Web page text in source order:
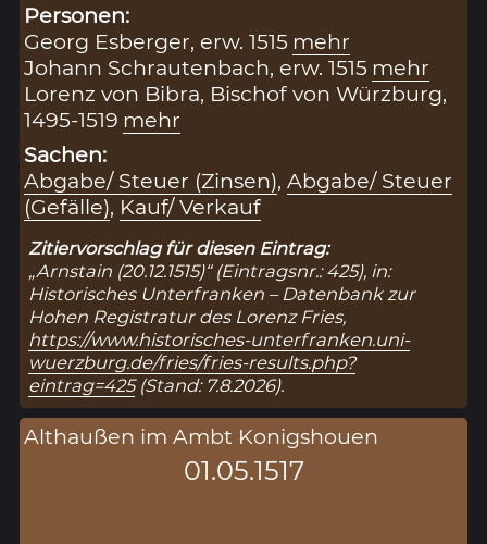
Personen:
Georg Esberger, erw. 1515 mehr
Johann Schrautenbach, erw. 1515 mehr
Lorenz von Bibra, Bischof von Würzburg,
1495-1519 mehr
Sachen:
Abgabe/ Steuer (Zinsen),Abgabe/ Steuer
(Gefälle), Kauf/ Verkauf
Zitiervorschlag für diesen Eintrag:
„Arnstain (20.12.1515)“ (Eintragsnr.: 425), in:
Historisches Unterfranken – Datenbank zur
Hohen Registratur des Lorenz Fries,
https://www.historisches-unterfranken.uni-
wuerzburg.de/fries/fries-results.php?
eintrag=425(Stand: 7.8.2026).
Althaußen im Ambt Konigshouen
01.05.1517